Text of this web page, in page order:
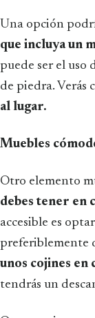
Una opción
que incluya un
puede ser el uso
de piedra. Verás
al lugar.
Muebles
Otro elemento
debes tener en
accesible es
preferiblemente
unos cojines
tendrás un